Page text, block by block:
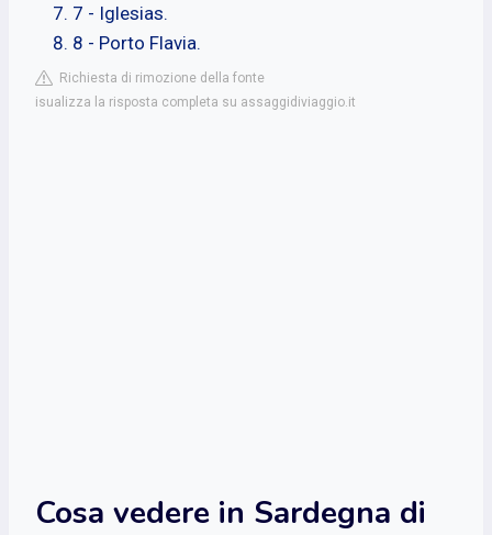
7 - Iglesias.
8 - Porto Flavia.
Richiesta di rimozione della fonte
isualizza la risposta completa su assaggidiviaggio.it
Cosa vedere in Sardegna di